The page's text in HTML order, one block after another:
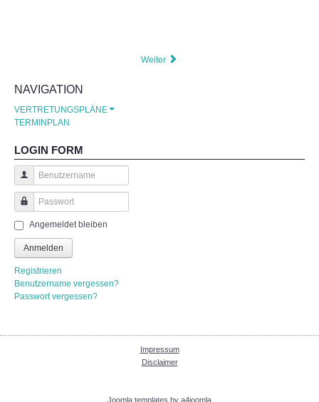
Krankmeldung
Freistellungsantrag
Anmeldung zum Schulbesuch
Anmeldung bei Schulwechsel
Anmeldung für die 1. Klasse
Merkblatt zur Erhebung personenbezogener
Weiter
NAVIGATION
VERTRETUNGSPLÄNE
TERMINPLAN
LOGIN FORM
Benutzername
Passwort
Angemeldet bleiben
Anmelden
Registrieren
Benutzername vergessen?
Passwort vergessen?
Impressum
Disclaimer
Joomla templates by a4joomla